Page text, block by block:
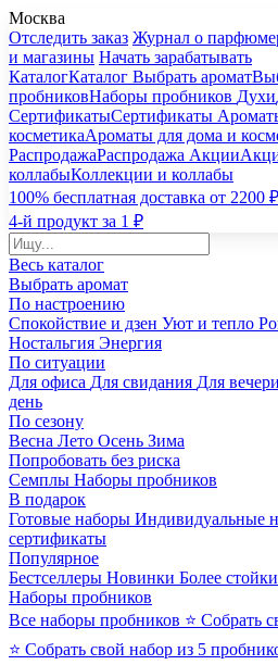
Москва
Отследить заказ Журнал о
и магазины Начать зарабатывать
КаталогКаталог Выбрать аромат
пробниковНаборы пробников Духи
СертификатыСертификаты
косметикаАроматы для дома и
РаспродажаРаспродажа Акции
коллабыКоллекции и коллабы
100% бесплатная доставка от
4-й продукт за 1 ₽
Весь каталог
Выбрать аромат
По настроению
Спокойствие и дзен Уют и тепло
Ностальгия Энергия
По ситуации
Для офиса Для свидания Для
день
По сезону
Весна Лето Осень Зима
Попробовать без риска
Семплы Наборы пробников
В подарок
Готовые наборы Индивидуальные
сертификаты
Популярное
Бестселлеры Новинки Более
Наборы пробников
Все наборы пробников ⭐ Собрать
⭐ Собрать свой набор из 5